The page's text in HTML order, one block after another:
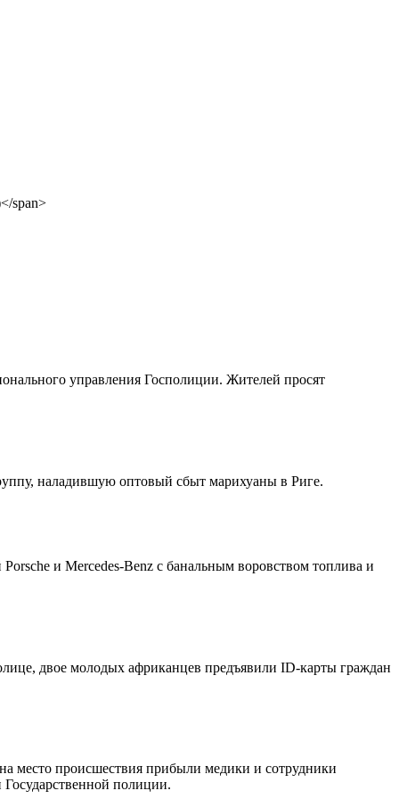
управления Госполиции. Жителей просят
наладившую оптовый сбыт марихуаны в Риге.
и Mercedes-Benz с банальным воровством топлива и
двое молодых африканцев предъявили ID-карты граждан
место происшествия прибыли медики и сотрудники
полиции.